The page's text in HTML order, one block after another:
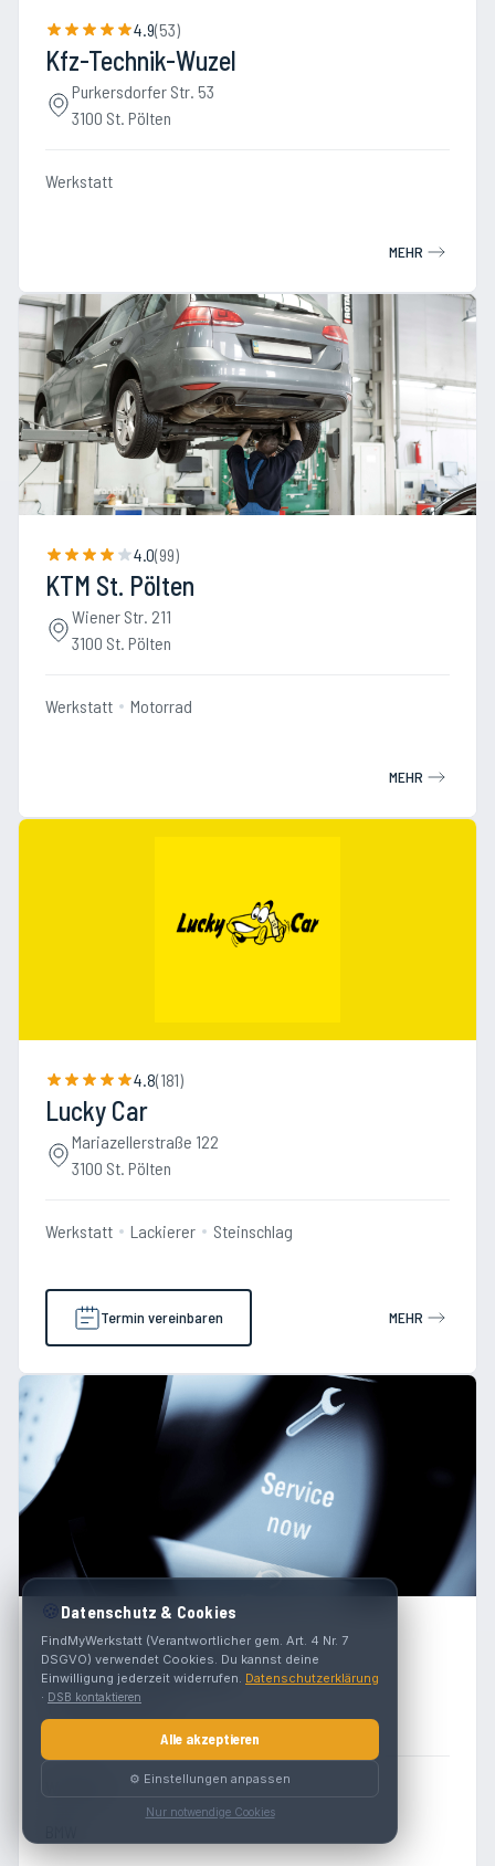
4.9(53)
Kfz-Technik-Wuzel
Purkersdorfer Str. 53
3100 St. Pölten
Werkstatt
MEHR
4.0(99)
KTM St. Pölten
Wiener Str. 211
3100 St. Pölten
Werkstatt Motorrad
MEHR
4.8(181)
Lucky Car
Mariazellerstraße 122
3100 St. Pölten
Werkstatt Lackierer Steinschlag
Termin vereinbaren MEHR
4.4(461)
Peter Göndle BMW
Wiener Str. 215
3100 St. Pölten
🍪 Datenschutz & Cookies
FindMyWerkstatt (Verantwortlicher gem. Art. 4 Nr. 7
DSGVO) verwendet Cookies. Du kannst deine
Einwilligung jederzeit widerrufen. Datenschutzerklärung
· DSB kontaktieren
Alle akzeptieren
⚙️ Einstellungen anpassen
Nur notwendige Cookies